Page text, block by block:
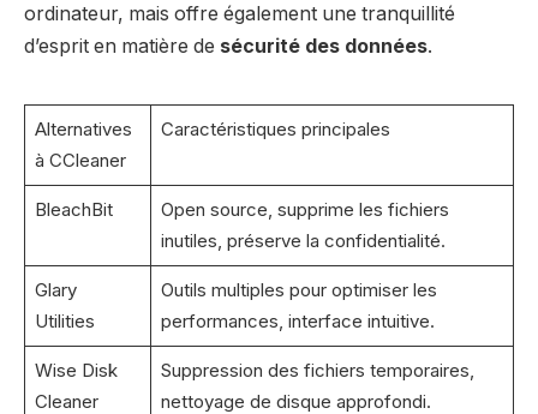
ordinateur, mais offre également une tranquillité
d’esprit en matière de sécurité des données.
Alternatives
à CCleaner
Caractéristiques principales
BleachBit
Open source, supprime les fichiers
inutiles, préserve la confidentialité.
Glary
Utilities
Outils multiples pour optimiser les
performances, interface intuitive.
Wise Disk
Cleaner
Suppression des fichiers temporaires,
nettoyage de disque approfondi.